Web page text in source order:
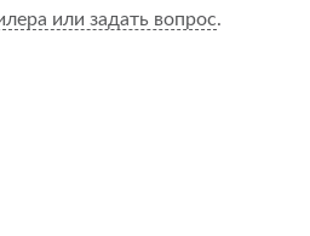
или задать вопрос.